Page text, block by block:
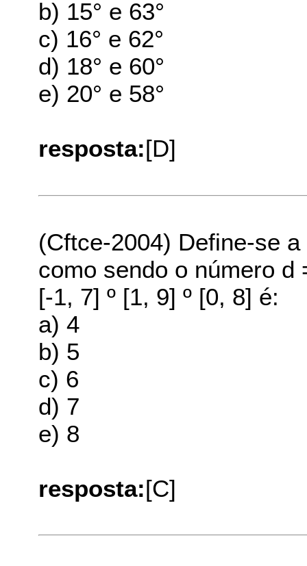
b) 15° e 63°
c) 16° e 62°
d) 18° e 60°
e) 20° e 58°
resposta:[D]
(Cftce-2004) Define-se
como sendo o número d
[-1, 7] º [1, 9] º [0, 8] é:
a) 4
b) 5
c) 6
d) 7
e) 8
resposta:[C]